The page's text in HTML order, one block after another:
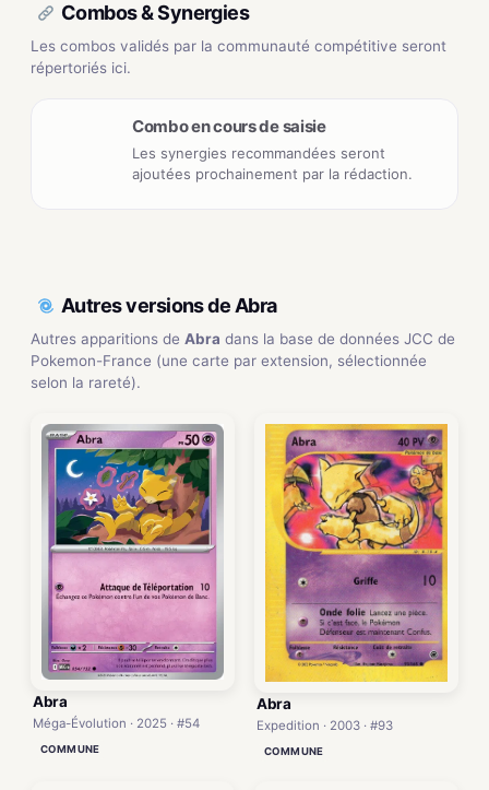
Combos & Synergies
Les combos validés par la communauté compétitive seront
répertoriés ici.
Combo en cours de saisie
Les synergies recommandées seront
ajoutées prochainement par la rédaction.
Autres versions de Abra
Autres apparitions de Abra dans la base de données JCC de
Pokemon-France (une carte par extension, sélectionnée
selon la rareté).
Abra
Méga-Évolution · 2025 · #54
COMMUNE
Abra
Expedition · 2003 · #93
COMMUNE